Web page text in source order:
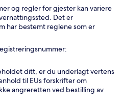
og regler for gjester kan variere
Det er
har bestemt reglene som er
ditt, er du underlagt vertens
til EUs forskrifter om
angreretten ved bestilling av